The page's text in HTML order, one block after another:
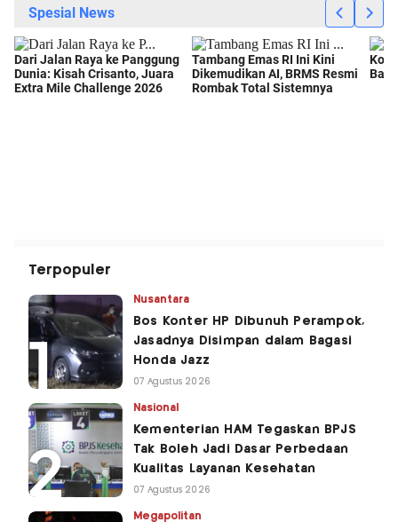
Terpopuler
Nusantara
Bos Konter HP Dibunuh Perampok,
Jasadnya Disimpan dalam Bagasi
Honda Jazz
07 Agustus 2026
Nasional
Kementerian HAM Tegaskan BPJS
Tak Boleh Jadi Dasar Perbedaan
Kualitas Layanan Kesehatan
07 Agustus 2026
Megapolitan